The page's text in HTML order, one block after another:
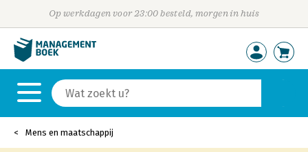
Op werkdagen voor 23:00 besteld, morgen in huis
Mens en maatschappij